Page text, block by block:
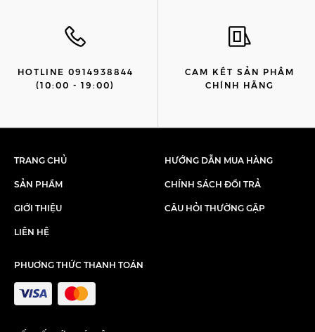
HOTLINE 0914938844
(10:00 - 19:00)
CAM KẾT SẢN PHẨM
CHÍNH HÃNG
TRANG CHỦ
SẢN PHẨM
GIỚI THIỆU
LIÊN HỆ
HƯỚNG DẪN MUA HÀNG
CHÍNH SÁCH ĐỔI TRẢ
CÂU HỎI THƯỜNG GẶP
PHUƠNG THỨC THANH TOÁN